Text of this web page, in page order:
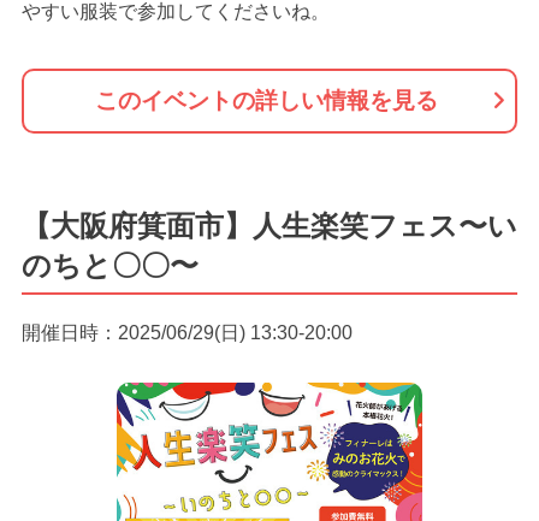
やすい服装で参加してくださいね。
このイベントの詳しい情報を見る
【大阪府箕面市】人生楽笑フェス〜い
のちと〇〇〜
開催日時：2025/06/29(日) 13:30-20:00